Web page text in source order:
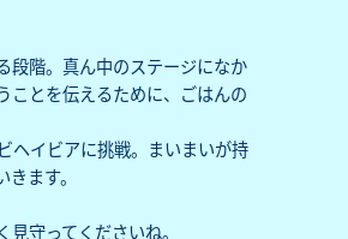
段階。真ん中のステージになか
ことを伝えるために、ごはんの
ヘイビアに挑戦。まいまいが持
ます。
守ってくださいね。